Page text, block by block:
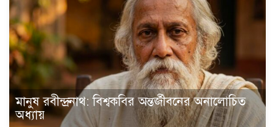
মানুষ রবীন্দ্রনাথ: বিশ্বকবির অন্তর্জীবনের অনালোচিত
অধ্যায়